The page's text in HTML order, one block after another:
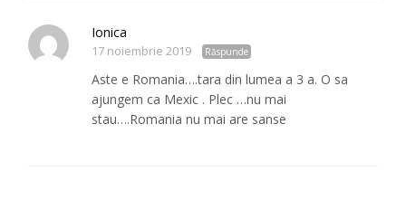
Ionica
17 noiembrie 2019 Răspunde
Aste e Romania….tara din lumea a 3 a. O sa
ajungem ca Mexic . Plec …nu mai
stau….Romania nu mai are sanse